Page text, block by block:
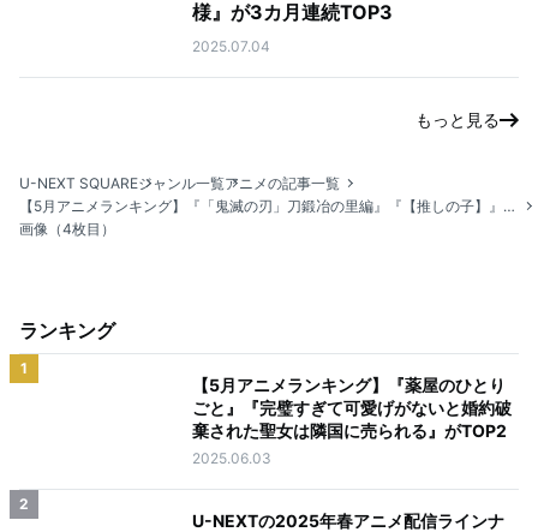
様』が3カ月連続TOP3
2025.07.04
もっと見る
U-NEXT SQUAREジャンル一覧アニメの記事一覧
【5月アニメランキング】『「鬼滅の刃」刀鍛冶の里編』『【推しの子】』など話題のアニメがランクイン
画像（4枚目）
ランキング
1
【5月アニメランキング】『薬屋のひとり
ごと』『完璧すぎて可愛げがないと婚約破
棄された聖女は隣国に売られる』がTOP2
2025.06.03
2
U-NEXTの2025年春アニメ配信ラインナ